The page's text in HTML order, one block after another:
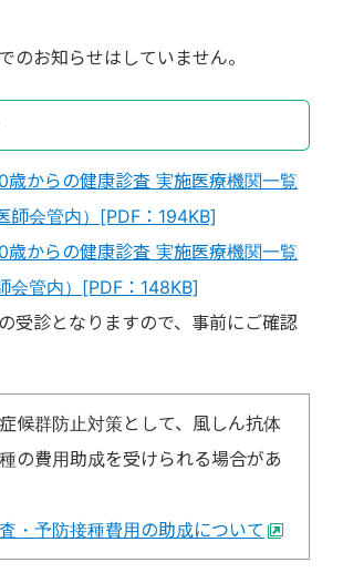
のお知らせはしていません。
歳からの健康診査 実施医療機関一覧
師会管内）[PDF：194KB]
歳からの健康診査 実施医療機関一覧
会管内）[PDF：148KB]
受診となりますので、事前にご確認
候群防止対策として、風しん抗体
の費用助成を受けられる場合があ
・予防接種費用の助成について